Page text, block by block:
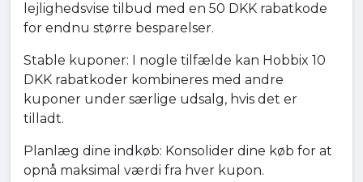
lejlighedsvise tilbud med en 50 DKK rabatkode
for endnu større besparelser.
Stable kuponer: I nogle tilfælde kan Hobbix 10
DKK rabatkoder kombineres med andre
kuponer under særlige udsalg, hvis det er
tilladt.
Planlæg dine indkøb: Konsolider dine køb for at
opnå maksimal værdi fra hver kupon.